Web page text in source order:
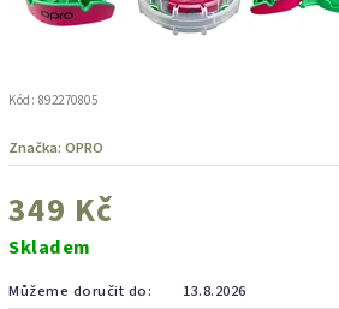
Kód: 892270805
Značka: OPRO
349 Kč
Skladem
Můžeme doručit do: 13.8.2026